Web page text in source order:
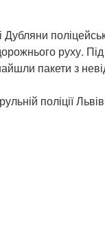
руху.
пакети з
поліції